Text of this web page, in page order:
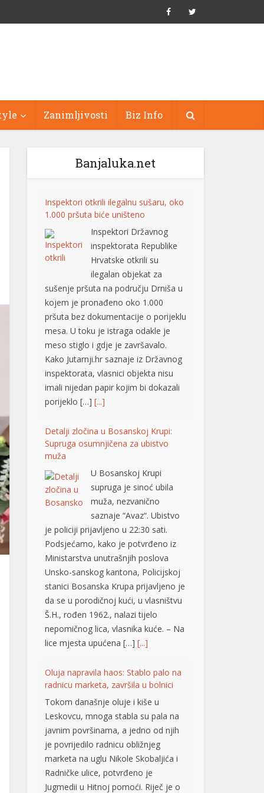
Zanimljivosti Biz Info
Banjaluka.net
Inspektori otkrili ilegalnu sušaru, oko
1.000 pršuta biće uništeno
Inspektori Državnog
inspektorata Republike
Hrvatske otkrili su
ilegalan objekat za
sušenje pršuta na području Drniša u
kojem je pronađeno oko 1.000
pršuta bez dokumentacije o porijeklu
mesa. U toku je istraga odakle je
meso stiglo i gdje je završavalo.
Kako Jutarnji.hr saznaje iz Državnog
inspektorata, vlasnici objekta nisu
imali nijedan papir kojim bi dokazali
porijeklo […] [...]
Detalji zločina u Bosanskoj Krupi:
Supruga osumnjičena za ubistvo
muža
U Bosanskoj Krupi
supruga je sinoć ubila
muža, nezvanično
saznaje “Avaz“. Ubistvo
je policiji prijavljeno u 22:30 sati.
Podsjećamo, kako je potvrđeno iz
Ministarstva unutrašnjih poslova
Unsko-sanskog kantona, Policijskoj
stanici Bosanska Krupa prijavljeno je
da se u porodičnoj kući, u vlasništvu
Š.H., rođen 1962., nalazi tijelo
nepomičnog lica, vlasnika kuće. – Na
lice mjesta upućena […] [...]
Oluja napravila haos: Stablo palo na
radnicu marketa, završila u bolnici
Tokom današnje oluje i kiše u
Leskovcu, mnoga stabla su pala na
javnim površinama, a jedno od njih
je povrijedilo radnicu obližnjeg
marketa na uglu Nikole Skobaljića i
Radničke ulice, potvrđeno je
Jugmedii u Hitnoj pomoći. Riječ je o